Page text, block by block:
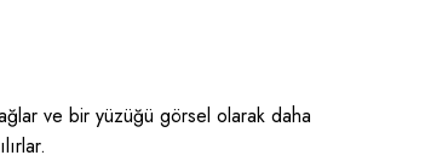
ve bir yüzüğü görsel olarak daha